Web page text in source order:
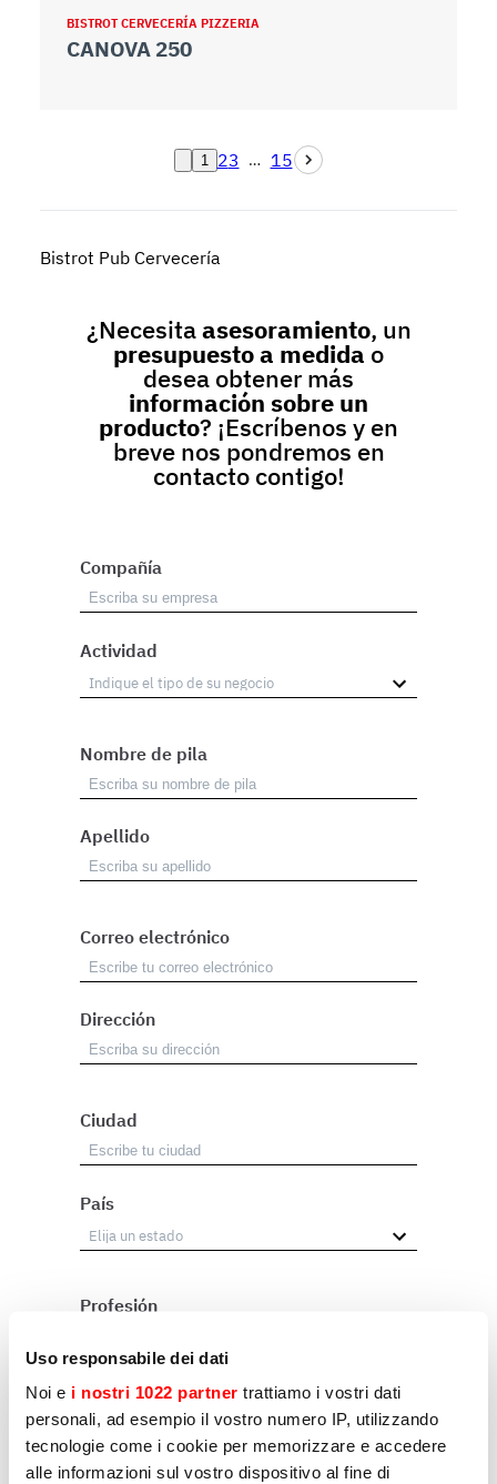
Uso responsabile dei dati
Noi e i nostri 1022 partner trattiamo i vostri dati
personali, ad esempio il vostro numero IP, utilizzando
tecnologie come i cookie per memorizzare e accedere
alle informazioni sul vostro dispositivo al fine di
BISTROT CERVECERÍA PIZZERIA
CANOVA 250
1 23 … 15
Bistrot Pub Cervecería
¿Necesitaasesoramiento, un
presupuesto a medida o
desea obtener más
información sobre un
producto? ¡Escríbenos y en
breve nos pondremos en
contacto contigo!
Compañía
Actividad
Nombre de pila
Apellido
Correo electrónico
Dirección
Ciudad
País
Profesión
Usuario
Otros